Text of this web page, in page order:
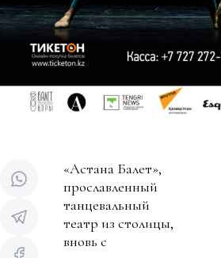
«Астана Балет»,
прославленный
танцевальный
театр из столицы,
вновь с